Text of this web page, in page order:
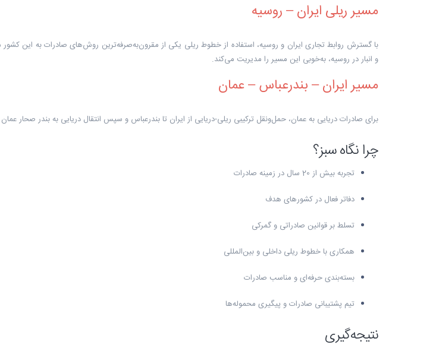
مسیر ریلی ایران – روسیه
با گسترش روابط تجاری ایران و روسیه، استفاده از خطوط ریلی یکی از مقرون‌به‌صرفه‌ترین روش‌های صادرات به این
و انبار در روسیه، به‌خوبی این مسیر را مدیریت می‌کند.
مسیر ایران – بندرعباس – عمان
برای صادرات دریایی به عمان، حمل‌ونقل ترکیبی ریلی-دریایی از ایران تا بندرعباس و سپس انتقال دریایی به بندر صحار
چرا نگاه سبز؟
تجربه بیش از 20 سال در زمینه صادرات
دفاتر فعال در کشورهای هدف
تسلط بر قوانین صادراتی و گمرکی
همکاری با خطوط ریلی داخلی و بین‌المللی
بسته‌بندی حرفه‌ای و مناسب صادرات
تیم پشتیبانی صادرات و پیگیری محموله‌ها
نتیجه‌گیری